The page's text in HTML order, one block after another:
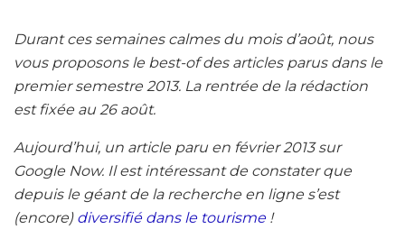
Durant ces semaines calmes du mois d’août, nous
vous proposons le best-of des articles parus dans le
premier semestre 2013. La rentrée de la rédaction
est fixée au 26 août.
Aujourd’hui, un article paru en février 2013 sur
Google Now. Il est intéressant de constater que
depuis le géant de la recherche en ligne s’est
(encore) diversifié dans le tourisme!